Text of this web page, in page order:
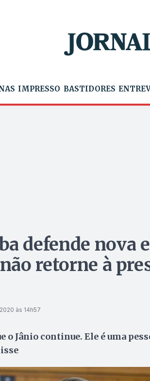
IMPRESSO BASTIDORES
defende nova
retorne à
às 14h57
o Jânio continue. Ele é uma